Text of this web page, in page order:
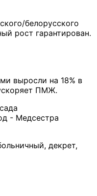
белорусского
рост гарантирован.
выросли на 18% в
ПМЖ.
- Медсестра
декрет,